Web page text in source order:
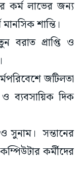
কর্ম লাভের জন্য
শান্তি।
বরাত প্রাপ্তি ও
জটিলতা
ও ব্যবসায়িক দিক
সুনাম। সন্তানের
কর্মীদের